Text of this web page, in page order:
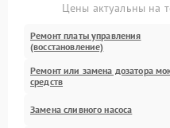
Цены актуальны на
Ремонт платы управления
(восстановление)
Ремонт или замена дозатора
средств
Замена сливного насоса